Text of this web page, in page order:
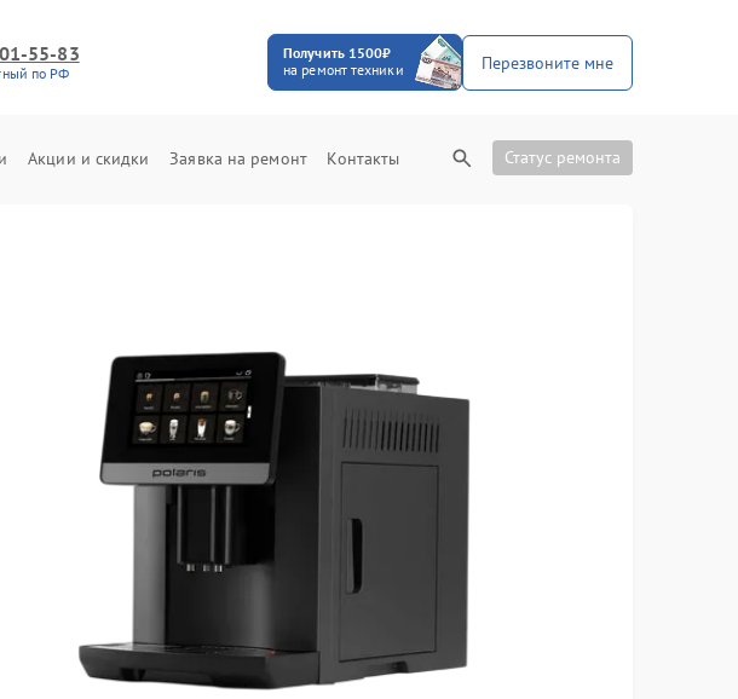
55-83
по РФ
Получить 1500₽
на ремонт техники
Перезвоните мне
Акции и скидки Заявка на ремонт Контакты Статус ремонта